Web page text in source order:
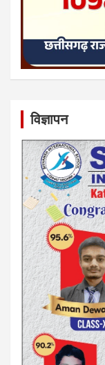
विज्ञापन